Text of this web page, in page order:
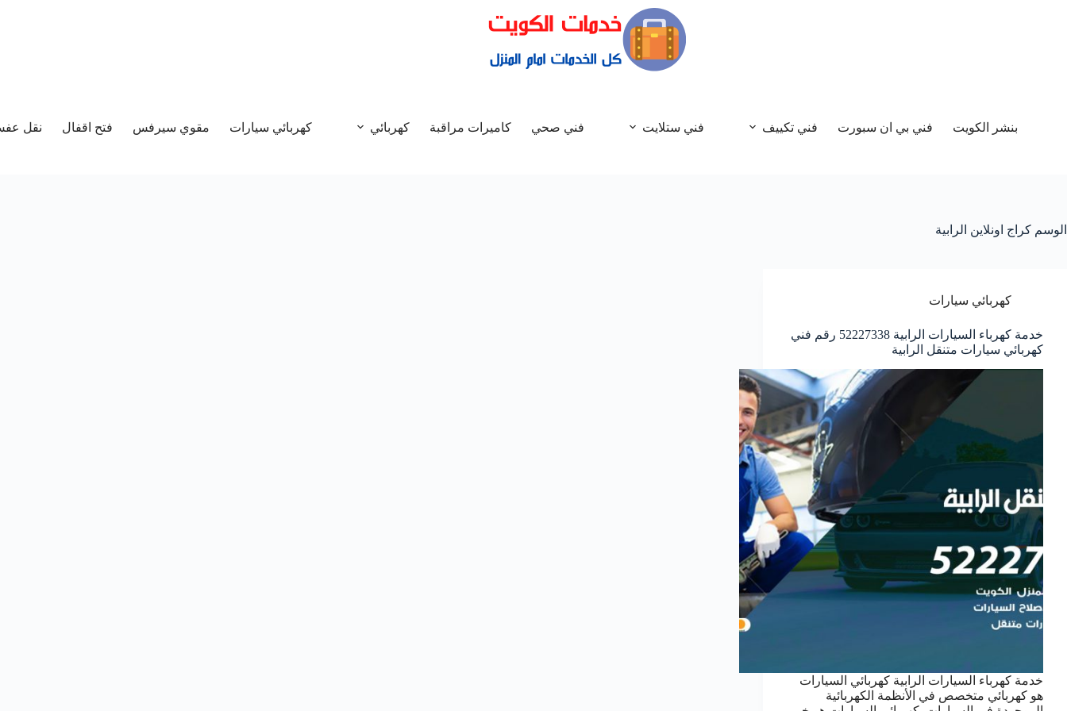
بنشر الكويت فني بي ان سبورت فني تكييف فني ستلايت فني صحي كاميرات مراقبة كهربائي كهربائي سيارات مقوي سيرفس فتح اقفال نقل
الوسم كراج اونلاين الرابية
كهربائي سيارات
خدمة كهرباء السيارات الرابية 52227338 رقم فني
كهربائي سيارات متنقل الرابية
خدمة كهرباء السيارات الرابية كهربائي السيارات
هو كهربائي متخصص في الأنظمة الكهربائية